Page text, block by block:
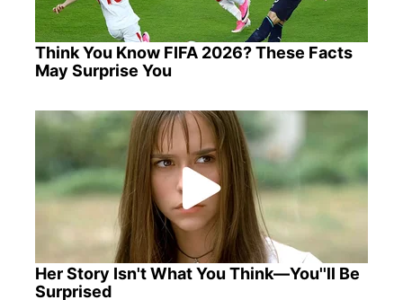
Think You Know FIFA 2026? These Facts
May Surprise You
Her Story Isn't What You Think—You''ll Be
Surprised